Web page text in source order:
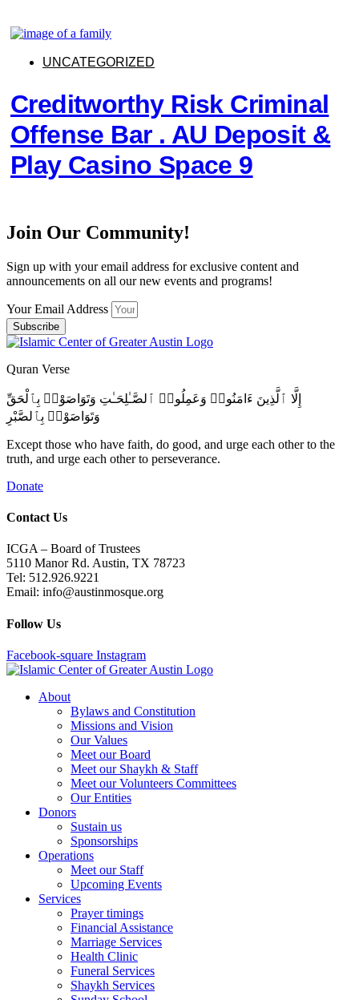
UNCATEGORIZED
Creditworthy Risk Criminal
Offense Bar . AU Deposit &
Play Casino Space 9
Join Our Community!
Sign up with your email address for exclusive content and
announcements on all our new events and programs!
Your Email Address
Subscribe
Quran Verse
إِلَّا ٱلَّذِينَ ءَامَنُوا۟ وَعَمِلُوا۟ ٱلصَّـٰلِحَـٰتِ وَتَوَاصَوْا۟ بِٱلْحَقِّ
وَتَوَاصَوْا۟ بِٱلصَّبْرِ
Except those who have faith, do good, and urge each other to the
truth, and urge each other to perseverance.
Donate
Contact Us
ICGA – Board of Trustees
5110 Manor Rd. Austin, TX 78723
Tel: 512.926.9221
Email: info@austinmosque.org
Follow Us
Facebook-square Instagram
About
Bylaws and Constitution
Missions and Vision
Our Values
Meet our Board
Meet our Shaykh & Staff
Meet our Volunteers Committees
Our Entities
Donors
Sustain us
Sponsorships
Operations
Meet our Staff
Upcoming Events
Services
Prayer timings
Financial Assistance
Marriage Services
Health Clinic
Funeral Services
Shaykh Services